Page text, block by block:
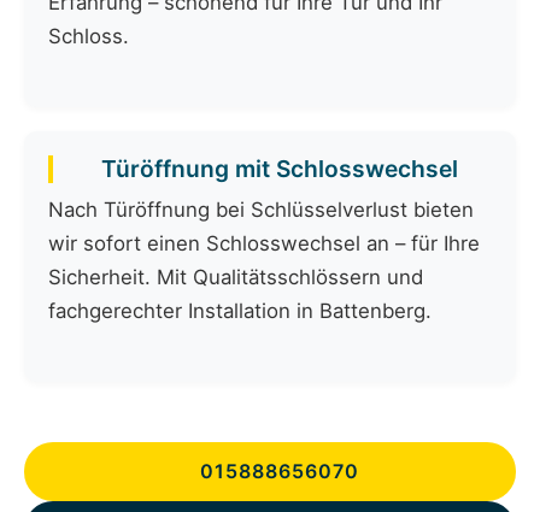
Schloss.
Türöffnung mit Schlosswechsel
Nach Türöffnung bei Schlüsselverlust bieten
wir sofort einen Schlosswechsel an – für Ihre
Sicherheit. Mit Qualitätsschlössern und
fachgerechter Installation in Battenberg.
015888656070